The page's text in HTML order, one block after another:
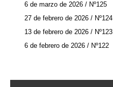
6 de marzo de 2026 / Nº125
27 de febrero de 2026 / Nº124
13 de febrero de 2026 / Nº123
6 de febrero de 2026 / Nº122